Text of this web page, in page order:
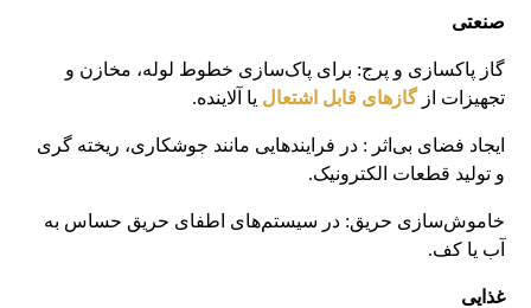
صنعتی
گاز پاکسازی و پرج: برای پاک‌سازی خطوط لوله، مخازن و
تجهیزات ازگازهای قابل اشتعال یا آلاینده.
ایجاد فضای بی‌اثر : در فرایندهایی مانند جوشکاری، ریخته‌ گری
و تولید قطعات الکترونیک.
خاموش‌سازی حریق: در سیستم‌های اطفای حریق حساس به
آب یا کف.
غذایی